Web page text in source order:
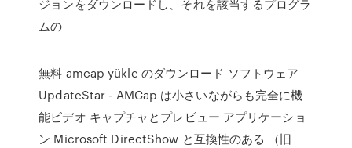
ジョンをダウンロードし、それを該当するプログラ
ムの
無料 amcap yükle のダウンロード ソフトウェア
UpdateStar - AMCap は小さいながらも完全に機
能ビデオ キャプチャとプレビュー アプリケーショ
ン Microsoft DirectShow と互換性のある （旧